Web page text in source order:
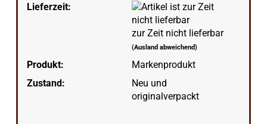
Lieferzeit:
zur Zeit nicht lieferbar
(Ausland abweichend)
Produkt:
Markenprodukt
Zustand:
Neu und
originalverpackt